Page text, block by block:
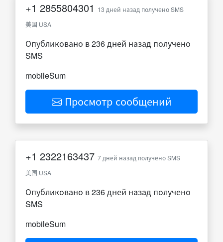
+1 2855804301
13 дней назад получено SMS
美国 USA
Опубликовано в 236 дней назад получено
SMS
mobileSum
Просмотр сообщений
+1 2322163437 7 дней назад получено SMS
美国 USA
Опубликовано в 236 дней назад получено
SMS
mobileSum